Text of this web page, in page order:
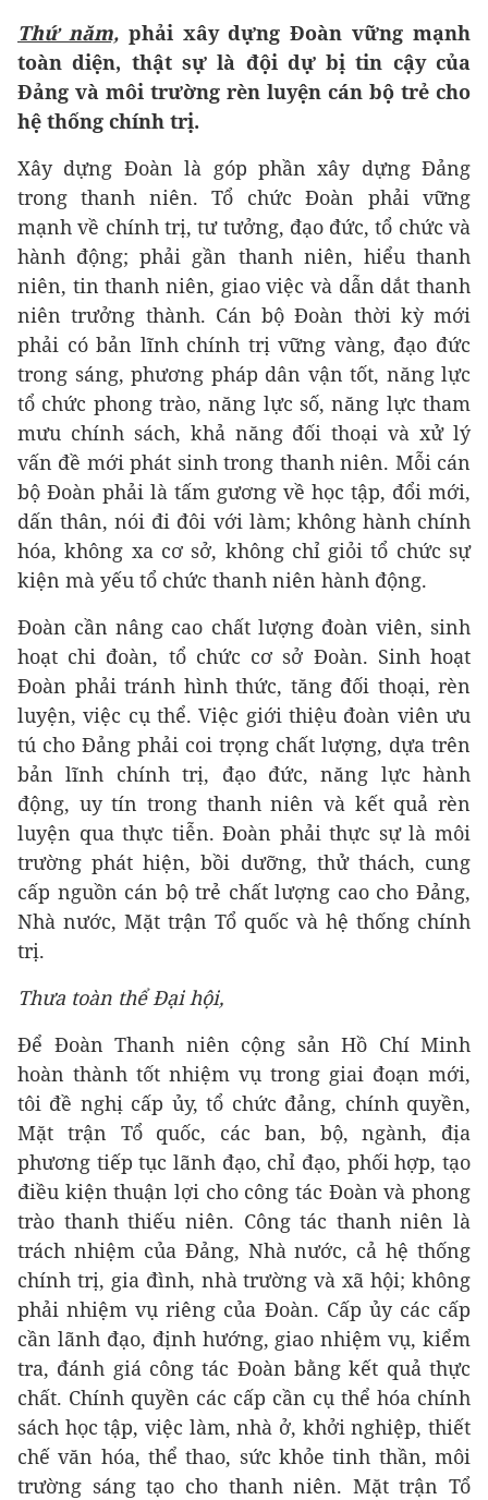
Thứ năm,phải xây dựng Đoàn vững mạnh
toàn diện, thật sự là đội dự bị tin cậy của
Đảng và môi trường rèn luyện cán bộ trẻ cho
hệ thống chính trị.
Xây dựng Đoàn là góp phần xây dựng Đảng
trong thanh niên. Tổ chức Đoàn phải vững
mạnh về chính trị, tư tưởng, đạo đức, tổ chức và
hành động; phải gần thanh niên, hiểu thanh
niên, tin thanh niên, giao việc và dẫn dắt thanh
niên trưởng thành. Cán bộ Đoàn thời kỳ mới
phải có bản lĩnh chính trị vững vàng, đạo đức
trong sáng, phương pháp dân vận tốt, năng lực
tổ chức phong trào, năng lực số, năng lực tham
mưu chính sách, khả năng đối thoại và xử lý
vấn đề mới phát sinh trong thanh niên. Mỗi cán
bộ Đoàn phải là tấm gương về học tập, đổi mới,
dấn thân, nói đi đôi với làm; không hành chính
hóa, không xa cơ sở, không chỉ giỏi tổ chức sự
kiện mà yếu tổ chức thanh niên hành động.
Đoàn cần nâng cao chất lượng đoàn viên, sinh
hoạt chi đoàn, tổ chức cơ sở Đoàn. Sinh hoạt
Đoàn phải tránh hình thức, tăng đối thoại, rèn
luyện, việc cụ thể. Việc giới thiệu đoàn viên ưu
tú cho Đảng phải coi trọng chất lượng, dựa trên
bản lĩnh chính trị, đạo đức, năng lực hành
động, uy tín trong thanh niên và kết quả rèn
luyện qua thực tiễn. Đoàn phải thực sự là môi
trường phát hiện, bồi dưỡng, thử thách, cung
cấp nguồn cán bộ trẻ chất lượng cao cho Đảng,
Nhà nước, Mặt trận Tổ quốc và hệ thống chính
trị.
Thưa toàn thể Đại hội,
Để Đoàn Thanh niên cộng sản Hồ Chí Minh
hoàn thành tốt nhiệm vụ trong giai đoạn mới,
tôi đề nghị cấp ủy, tổ chức đảng, chính quyền,
Mặt trận Tổ quốc, các ban, bộ, ngành, địa
phương tiếp tục lãnh đạo, chỉ đạo, phối hợp, tạo
điều kiện thuận lợi cho công tác Đoàn và phong
trào thanh thiếu niên. Công tác thanh niên là
trách nhiệm của Đảng, Nhà nước, cả hệ thống
chính trị, gia đình, nhà trường và xã hội; không
phải nhiệm vụ riêng của Đoàn. Cấp ủy các cấp
cần lãnh đạo, định hướng, giao nhiệm vụ, kiểm
tra, đánh giá công tác Đoàn bằng kết quả thực
chất. Chính quyền các cấp cần cụ thể hóa chính
sách học tập, việc làm, nhà ở, khởi nghiệp, thiết
chế văn hóa, thể thao, sức khỏe tinh thần, môi
trường sáng tạo cho thanh niên. Mặt trận Tổ